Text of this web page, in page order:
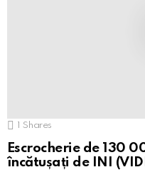
1 Shares
Escrocherie de 130
încătușați de INI